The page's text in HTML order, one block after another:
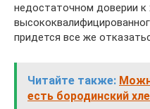
недостаточном доверии к
придется все же
Читайте также:
есть бородинский